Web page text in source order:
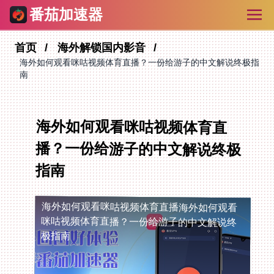
番茄加速器
首页 海外解锁国内影音
海外如何观看咪咕视频体育直播？一份给游子的中文解说终极指
南
海外如何观看咪咕视频体育直
播？一份给游子的中文解说终极
指南
海外如何观看咪咕视频体育直播海外如何观看
咪咕视频体育直播？一份给游子的中文解说终
极指南